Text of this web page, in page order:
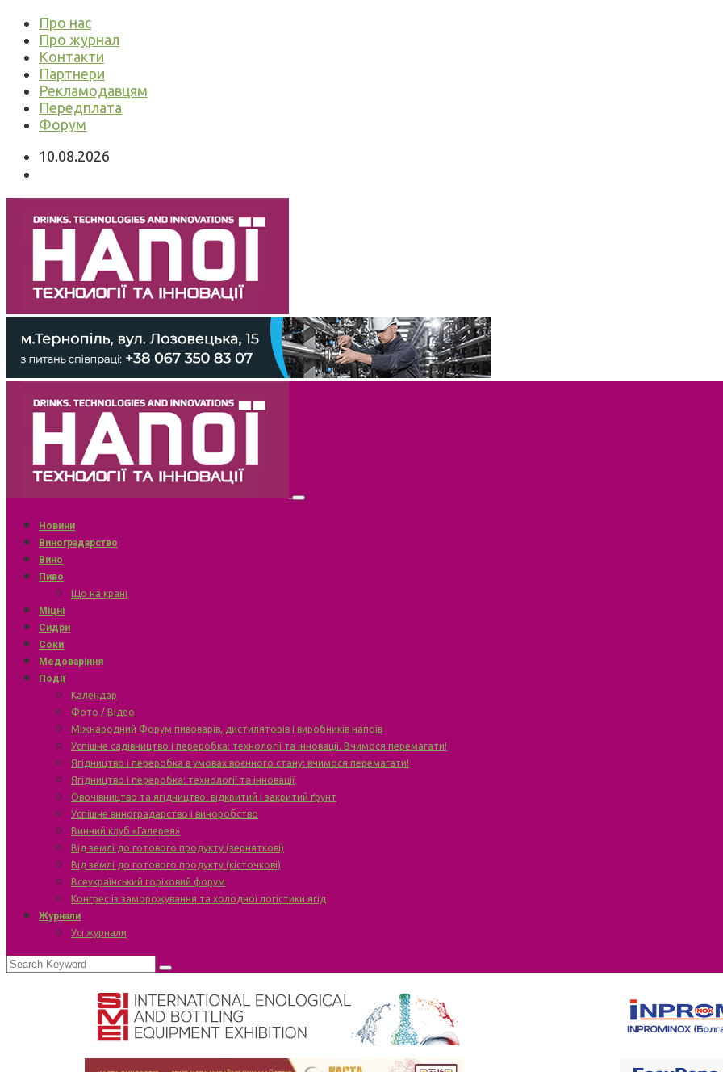
Про нас
Про журнал
Контакти
Партнери
Рекламодавцям
Передплата
Форум
10.08.2026
Новини
Виноградарство
Вино
Пиво
Що на крані
Міцні
Сидри
Соки
Медоваріння
Події
Календар
Фото / Відео
Міжнародний Форум пивоварів, дистиляторів і виробників напоїв
Успішне садівництво і переробка: технології та інновації. Вчимося перемагати!
Ягідництво і переробка в умовах воєнного стану: вчимося перемагати!
Ягідництво і переробка: технології та інновації
Овочівництво та ягідництво: відкритий і закритий ґрунт
Успішне виноградарство і виноробство
Винний клуб «Галерея»
Від землі до готового продукту (зерняткові)
Від землі до готового продукту (кісточкові)
Всеукраїнський горіховий форум
Конгрес із заморожування та холодної логістики ягід
Журнали
Усі журнали